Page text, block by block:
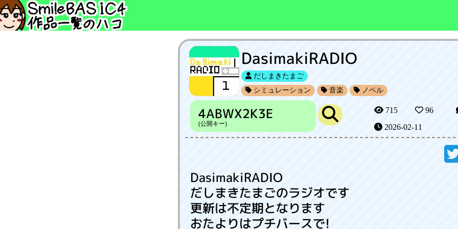
DasimakiRADIO
だしまきたまご
シミュレーション
音楽 ノベル
4ABWX2K3E
(公開キー)
715
96
2026-02-11
DasimakiRADIO
だしまきたまごのラジオです
更新は不定期となります
おたよりはプチバースで!